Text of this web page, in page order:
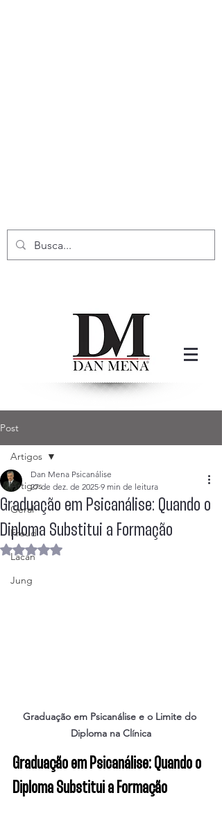
Post
Artigos
Geral
Freud
Lacan
Jung
Artigos
Graduação em Psicanálise: Quando o
Diploma Substitui a Formação
Dan Mena Psicanálise
27 de dez. de 2025 9 min de leitura
Avaliado com NaN de 5 estrelas.
Graduação em Psicanálise e o Limite do
Diploma na Clínica
Graduação em Psicanálise: Quando o
Diploma Substitui a Formação